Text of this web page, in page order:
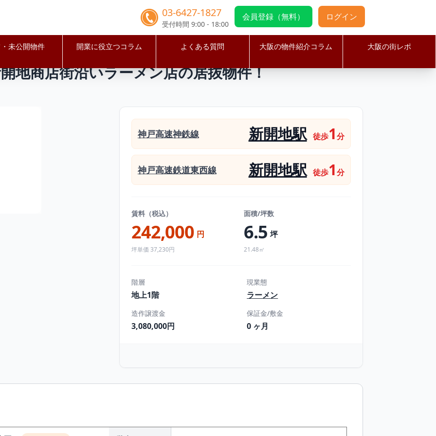
03-6427-1827
受付時間 9:00 - 18:00
会員登録（無料） ログイン
未公開物件 開業に役立つコラム よくある質問 大阪の物件紹介コラム 大阪の街レポ
兵庫区 新開地駅 新開地駅徒歩１分 新開地商店街沿いラーメン店の居抜物件！
地商店街沿いラーメン店の居抜物件！
神戸高速神鉄線 新開地駅 徒歩1分
神戸高速鉄道東西線 新開地駅 徒歩1分
賃料（税込）
242,000 円
坪単価 37,230円
面積/坪数
6.5 坪
21.48㎡
階層
地上1階
現業態
ラーメン
造作譲渡金
3,080,000円
保証金/敷金
0 ヶ月